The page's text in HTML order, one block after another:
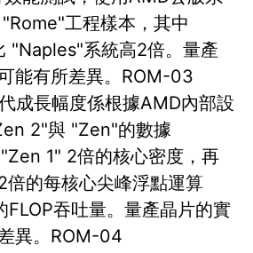
工程樣本，其中
"Naples"系統高2倍。量產
能有所差異。ROM-03
成長幅度係根據AMD內部設
2"與 "Zen"的數據
"Zen 1" 2倍的核心密度，再
倍的每核心尖峰浮點運算
FLOP吞吐量。量產晶片的實
異。ROM-04